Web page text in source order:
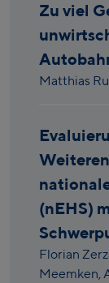
Zu viel
Matthias
(nEHS)
Florian
Meemken,